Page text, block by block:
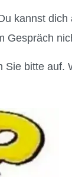
kannst dich
Gespräch
bitte auf.